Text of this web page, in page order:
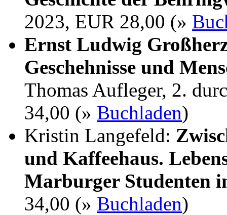
2023, EUR 28,00 (»
Ernst Ludwig
Geschehnisse und
Thomas Aufleger, 2.
34,00 (» Buchladen)
Kristin Langefeld:
und Kaffeehaus.
Marburger Studenten
34,00 (» Buchladen)